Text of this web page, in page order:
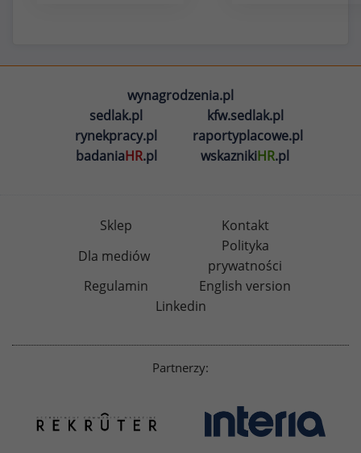
wynagrodzenia.pl
sedlak.pl
kfw.sedlak.pl
rynekpracy.pl
raportyplacowe.pl
badaniaHR.pl wskaznikiHR.pl
Sklep
Kontakt
Dla mediów
Polityka
prywatności
Regulamin
English version
Linkedin
Partnerzy: